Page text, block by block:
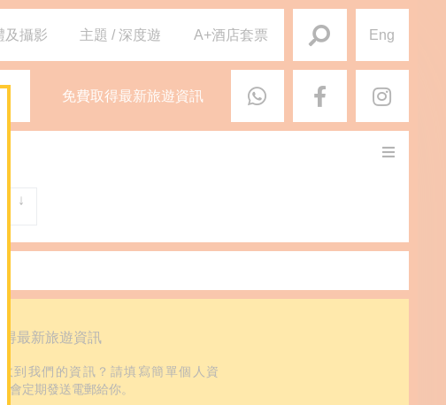
及攝影 主題 / 深度遊 A+酒店套票 Eng
免費取得最新旅遊資訊
得最新旅遊資訊
收到我們的資訊？請填寫簡單個人資
會定期發送電郵給你。